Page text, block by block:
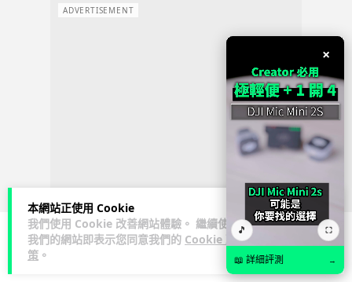
本網站正使用 Cookie
我們使用 Cookie 改善網站體驗。 繼續使用
我們的網站即表示您同意我們的 Cookie 政
策 。
ADVERTISEMENT
人工智能
×
🎵 ⛶
📖 詳細評測 →